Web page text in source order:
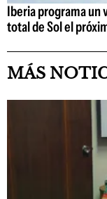
Iberia programa un
total de Sol el
MÁS